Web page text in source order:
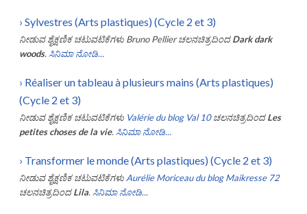
› Sylvestres (Arts plastiques) (Cycle 2 et 3)
ನೀಡುವ ಶೈಕ್ಷಣಿಕ ಚಟುವಟಿಕೆಗಳು Bruno Pellier ಚಲನಚಿತ್ರದಿಂದ Dark dark
woods. ಸಿನಿಮಾ ನೋಡಿ...
› Réaliser un tableau à plusieurs mains (Arts plastiques)
(Cycle 2 et 3)
ನೀಡುವ ಶೈಕ್ಷಣಿಕ ಚಟುವಟಿಕೆಗಳು Valérie du blog Val 10 ಚಲನಚಿತ್ರದಿಂದ Les
petites choses de la vie. ಸಿನಿಮಾ ನೋಡಿ...
› Transformer le monde (Arts plastiques) (Cycle 2 et 3)
ನೀಡುವ ಶೈಕ್ಷಣಿಕ ಚಟುವಟಿಕೆಗಳು Aurélie Moriceau du blog Maikresse 72
ಚಲನಚಿತ್ರದಿಂದ Lila. ಸಿನಿಮಾ ನೋಡಿ...